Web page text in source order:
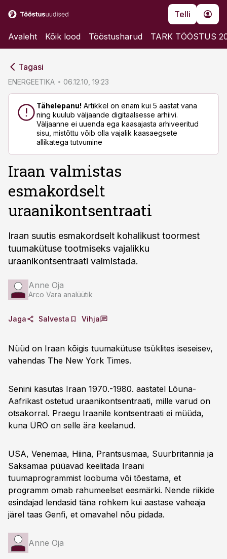
Telli
Avaleht Kõik lood Tööstusharud TARK TÖÖSTUS
Tagasi
ENERGEETIKA 06.12.10, 19:23
Tähelepanu! Artikkel on enam kui 5 aastat vana
ning kuulub väljaande digitaalsesse arhiivi.
Väljaanne ei uuenda ega kaasajasta arhiveeritud
sisu, mistõttu võib olla vajalik kaasaegsete
allikatega tutvumine
Iraan valmistas
esmakordselt
uraanikontsentraati
Iraan suutis esmakordselt kohalikust toormest
tuumakütuse tootmiseks vajalikku
uraanikontsentraati valmistada.
Anne Oja
Arco Vara analüütik
Jaga Salvesta Vihja
Nüüd on Iraan kõigis tuumakütuse tsüklites iseseisev,
vahendas The New York Times.
Senini kasutas Iraan 1970.-1980. aastatel Lõuna-
Aafrikast ostetud uraanikontsentraati, mille varud on
otsakorral. Praegu Iraanile kontsentraati ei müüda,
kuna ÜRO on selle ära keelanud.
USA, Venemaa, Hiina, Prantsusmaa, Suurbritannia ja
Saksamaa püüavad keelitada Iraani
tuumaprogrammist loobuma või tõestama, et
programm omab rahumeelset eesmärki. Nende riikide
esindajad lendasid täna rohkem kui aastase vaheaja
järel taas Genfi, et omavahel nõu pidada.
Anne Oja